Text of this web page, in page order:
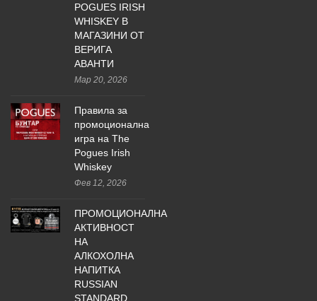
POGUES IRISH
WHISKEY В
МАГАЗИНИ ОТ
ВЕРИГА
АВАНТИ
Мар 20, 2026
Правила за
промоционална
игра на The
Pogues Irish
Whiskey
Фев 12, 2026
ПРОМОЦИОНАЛНА
АКТИВНОСТ
НА
АЛКОХОЛНА
НАПИТКА
RUSSIAN
STANDARD